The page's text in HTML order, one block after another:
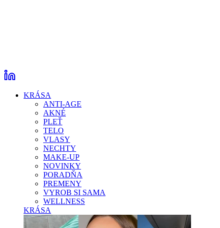
KRÁSA
ANTI-AGE
AKNÉ
PLEŤ
TELO
VLASY
NECHTY
MAKE-UP
NOVINKY
PORADŇA
PREMENY
VYROB SI SAMA
WELLNESS
KRÁSA